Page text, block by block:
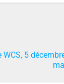
WCS, 5